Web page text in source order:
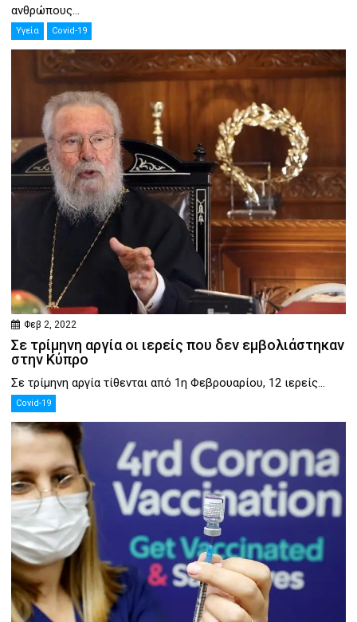
ανθρώπους...
Υγεία Covid-19
Φεβ 2, 2022
Σε τρίμηνη αργία οι ιερείς που δεν εμβολιάστηκαν
στην Κύπρο
Σε τρίμηνη αργία τίθενται από 1η Φεβρουαρίου, 12 ιερείς...
Covid-19